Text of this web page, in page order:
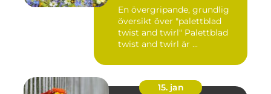
En övergripande, grundlig
översikt över "palettblad
twist and twirl" Palettblad
twist and twirl är ...
15. jan